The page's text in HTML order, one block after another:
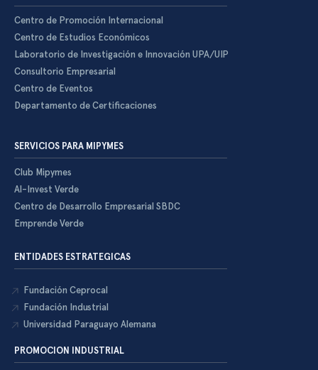
Centro de Promoción Internacional
Centro de Estudios Económicos
Laboratorio de Investigación e Innovación UPA/UIP
Consultorio Empresarial
Centro de Eventos
Departamento de Certificaciones
SERVICIOS PARA MIPYMES
Club Mipymes
Al-Invest Verde
Centro de Desarrollo Empresarial SBDC
Emprende Verde
ENTIDADES ESTRATEGICAS
Fundación Ceprocal
Fundación Industrial
Universidad Paraguayo Alemana
PROMOCION INDUSTRIAL